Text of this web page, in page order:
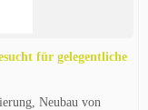
für gelegentliche
Neubau von